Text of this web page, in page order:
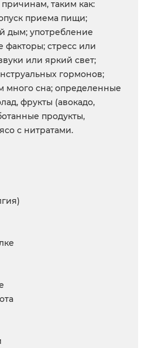
таким как:
приема пищи;
дым; употребление
факторы; стресс или
или яркий свет;
гормонов;
много сна; определенные
фрукты (авокадо,
продукты,
с нитратами.